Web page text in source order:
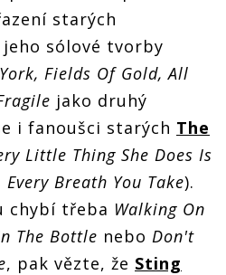
starých
sólové tvorby
Fields Of Gold, All
jako druhý
i fanoušci starých The
Little Thing She Does Is
Breath You Take).
chybí třeba Walking On
The Bottle nebo Don't
, pak vězte, že Sting